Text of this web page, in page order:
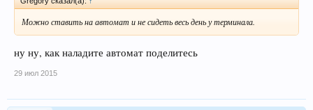
Можно ставить на автомат и не сидеть весь день у терминала.
ну ну, как наладите автомат поделитесь
29 июл 2015